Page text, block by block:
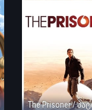
The Prisoner /